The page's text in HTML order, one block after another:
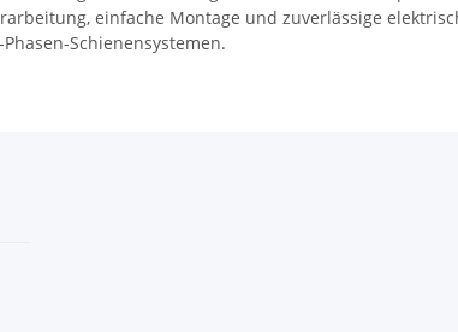
einfache Montage und zuverlässige
Schienensystemen.